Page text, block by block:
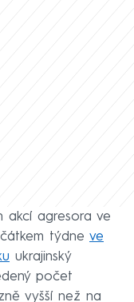
akcí agresora ve
týdne ve
ukrajinský
počet
vyšší než na